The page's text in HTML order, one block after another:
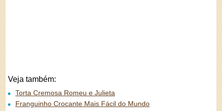
Veja também:
Torta Cremosa Romeu e Julieta
Franguinho Crocante Mais Fácil do Mundo